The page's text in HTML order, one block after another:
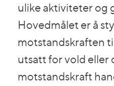
ulike aktiviteter og
Hovedmålet er å
motstandskraften
utsatt for vold
motstandskraft